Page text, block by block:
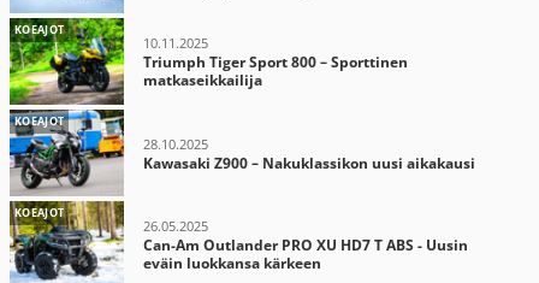
KOEAJOT
10.11.2025
Triumph Tiger Sport 800 – Sporttinen
matkaseikkailija
KOEAJOT
28.10.2025
Kawasaki Z900 – Nakuklassikon uusi aikakausi
KOEAJOT
26.05.2025
Can-Am Outlander PRO XU HD7 T ABS - Uusin
eväin luokkansa kärkeen